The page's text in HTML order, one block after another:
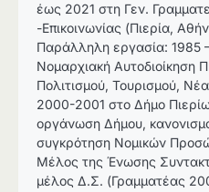
έως 2021 στη Γεν.
-Επικοινωνίας (Πιερία,
Παράλληλη εργασία: 1985
Νομαρχιακή Αυτοδιοίκηση
Πολιτισμού, Τουρισμού,
2000-2001 στο Δήμο
οργάνωση Δήμου,
συγκρότηση Νομικών
Μέλος της Ένωσης
μέλος Δ.Σ. (Γραμματέας